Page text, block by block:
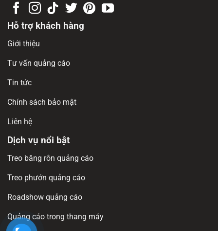
Hỗ trợ khách hàng
Giới thiệu
Tư vấn quảng cáo
Tin tức
Chính sách bảo mật
Liên hệ
Dịch vụ nổi bật
Treo băng rôn quảng cáo
Treo phướn quảng cáo
Roadshow quảng cáo
Quảng cáo trong thang máy